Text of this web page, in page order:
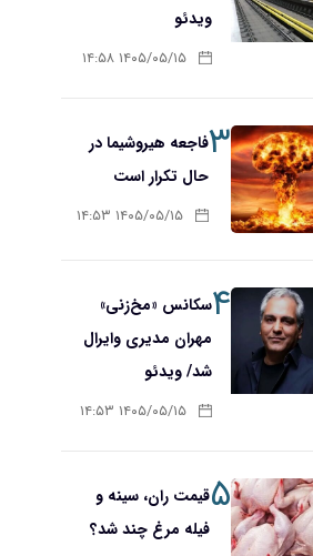
ویدئو
۱۴۰۵/۰۵/۱۵ ۱۴:۵۸
۳فاجعه هیروشیما در
حال تکرار است
۱۴۰۵/۰۵/۱۵ ۱۴:۵۳
۴سکانس «مخ‌زنی»
مهران مدیری وایرال
شد/ ویدئو
۱۴۰۵/۰۵/۱۵ ۱۴:۵۳
۵قیمت ران، سینه و
فیله مرغ چند شد؟